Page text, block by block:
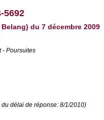
5692
Belang) du 7 décembre 2009
- Poursuites
du délai de réponse: 8/1/2010)